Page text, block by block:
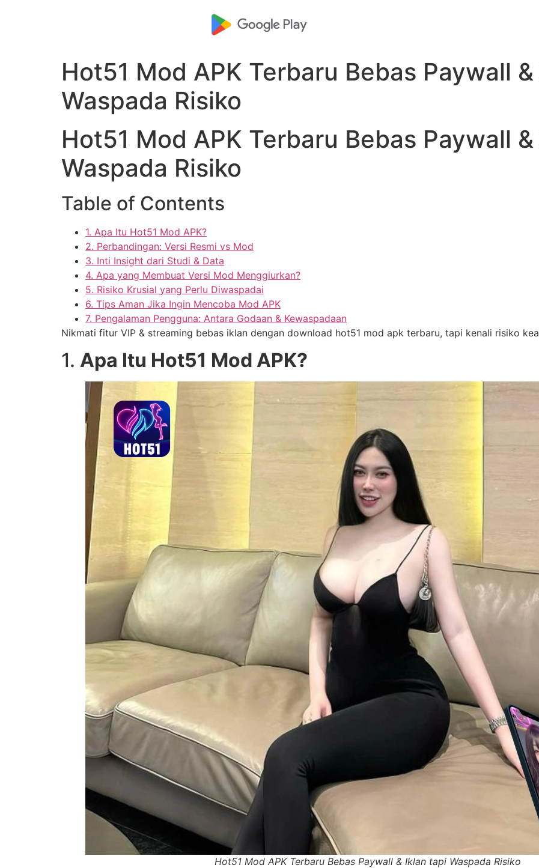
Hot51 Mod APK Terbaru Bebas Paywall
Waspada Risiko
Hot51 Mod APK Terbaru Bebas Paywall
Waspada Risiko
Table of Contents
1. Apa Itu Hot51 Mod APK?
2. Perbandingan: Versi Resmi vs Mod
3. Inti Insight dari Studi & Data
4. Apa yang Membuat Versi Mod Menggiurkan?
5. Risiko Krusial yang Perlu Diwaspadai
6. Tips Aman Jika Ingin Mencoba Mod APK
7. Pengalaman Pengguna: Antara Godaan & Kewaspadaan
Nikmati fitur VIP & streaming bebas iklan dengan download hot51 mod apk terbaru, tapi kenali risiko
1. Apa Itu Hot51 Mod APK?
Hot51 Mod APK Terbaru Bebas Paywall & Iklan tapi Waspada Risiko